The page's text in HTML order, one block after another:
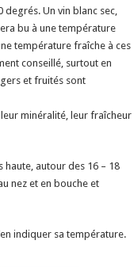
Un vin blanc sec,
bu à une température
température fraîche à ces
conseillé, surtout en
et fruités sont
minéralité, leur fraîcheur
autour des 16 – 18
nez et en bouche et
indiquer sa température.